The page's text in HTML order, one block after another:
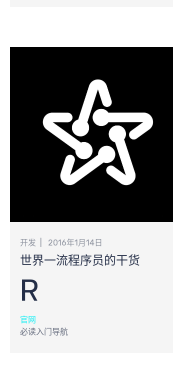
裝並管理node。不過我們還是需要用
开发 2016年1月14日
世界一流程序员的干货
R
官网
必读入门导航